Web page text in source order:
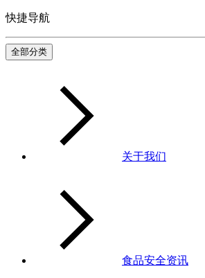
快捷导航
全部分类
关于我们
食品安全资讯